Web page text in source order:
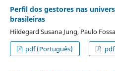
Perfil dos gestores nas
brasileiras
Hildegard Susana Jung, Paulo
pdf (Português)